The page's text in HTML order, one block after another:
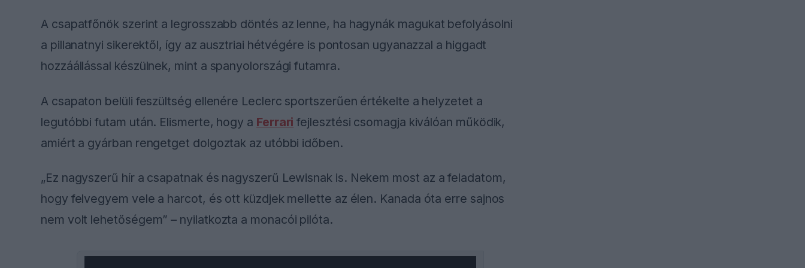
A csapatfőnök szerint a legrosszabb döntés az lenne, ha hagynák magukat befolyásolni
a pillanatnyi sikerektől, így az ausztriai hétvégére is pontosan ugyanazzal a higgadt
hozzáállással készülnek, mint a spanyolországi futamra.
A csapaton belüli feszültség ellenére Leclerc sportszerűen értékelte a helyzetet a
legutóbbi futam után. Elismerte, hogy a Ferrari fejlesztési csomagja kiválóan működik,
amiért a gyárban rengetget dolgoztak az utóbbi időben.
„Ez nagyszerű hír a csapatnak és nagyszerű Lewisnak is. Nekem most az a feladatom,
hogy felvegyem vele a harcot, és ott küzdjek mellette az élen. Kanada óta erre sajnos
nem volt lehetőségem” – nyilatkozta a monacói pilóta.